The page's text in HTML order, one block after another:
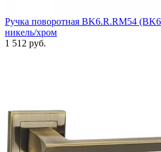
Ручка поворотная BK6.R.RM54
никель/хром
1 512 руб.